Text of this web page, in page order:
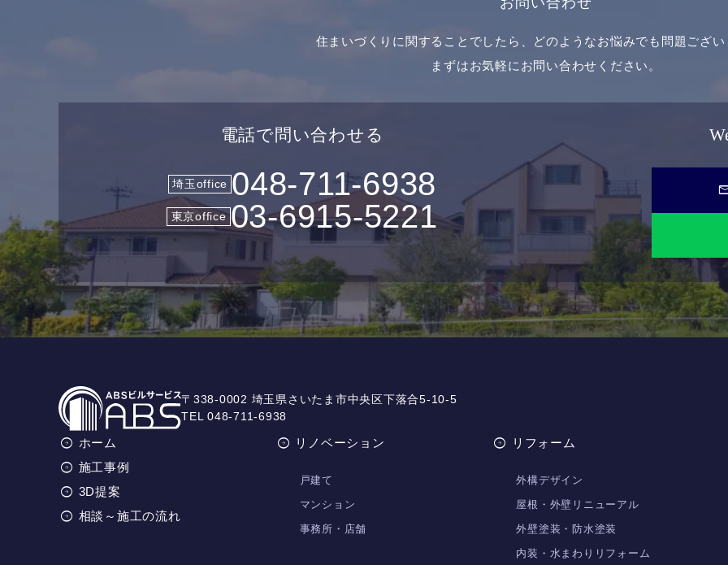
住まいづくりに関することでしたら、どのようなお悩みでも問題ござ
まずはお気軽にお問い合わせください。
電話で問い合わせる
埼玉office 048-711-6938
東京office 03-6915-5221
〒338-0002 埼玉県さいたま市中央区下落合5-10-5
TEL 048-711-6938
ホーム
施工事例
3D提案
相談～施工の流れ
リノベーション
戸建て
マンション
事務所・店舗
リフォーム
外構デザイン
屋根・外壁リニューアル
外壁塗装・防水塗装
内装・水まわりリフォーム